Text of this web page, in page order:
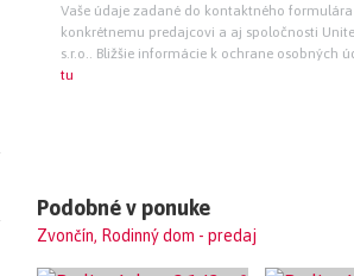
Vaše údaje zadané do kontaktného
konkrétnemu predajcovi a aj spoločnosti
s.r.o.. Bližšie informácie k ochrane osobných
tu
Podobné v ponuke
Zvončín, Rodinný dom - predaj